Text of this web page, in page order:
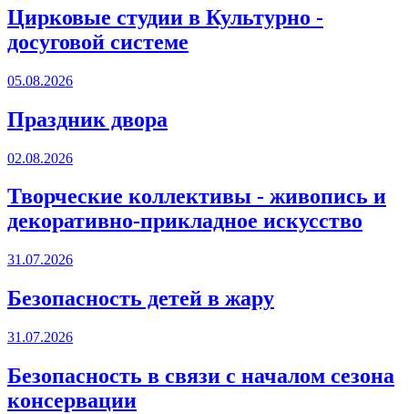
Цирковые студии в Культурно -
досуговой системе
05.08.2026
Праздник двора
02.08.2026
Творческие коллективы - живопись и
декоративно-прикладное искусство
31.07.2026
Безопасность детей в жару
31.07.2026
Безопасность в связи с началом сезона
консервации